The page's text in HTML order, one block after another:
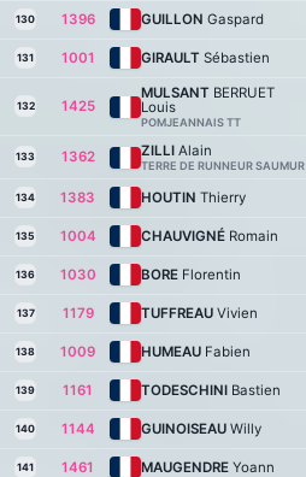
130 1396 GUILLON Gaspard
131 1001 GIRAULT Sébastien
132 1425
MULSANT BERRUET
Louis
POMJEANNAIS TT
133 1362 ZILLI Alain
TERRE DE RUNNEUR SAUMUR
134 1383 HOUTIN Thierry
135 1004 CHAUVIGNÉ Romain
136 1030 BORE Florentin
137 1179 TUFFREAU Vivien
138 1009 HUMEAU Fabien
139 1161 TODESCHINI Bastien
140 1144 GUINOISEAU Willy
141 1461 MAUGENDRE Yoann